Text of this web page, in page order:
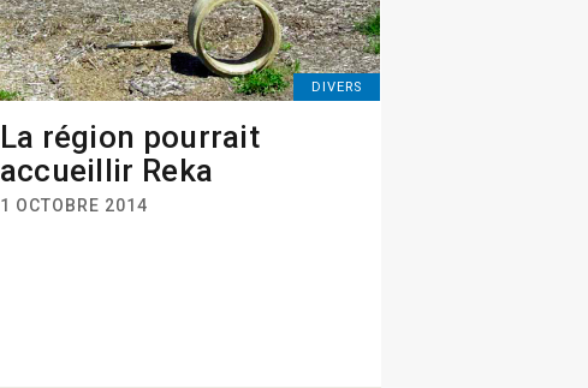
DIVERS
La région pourrait
accueillir Reka
1 OCTOBRE 2014